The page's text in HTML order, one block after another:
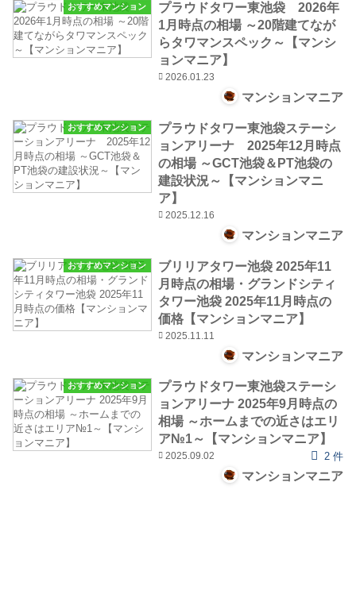
おすすめマンション
プラウドタワー東池袋 2026年
1月時点の相場 ～20階建てなが
らタワマンスペック～【マンシ
ョンマニア】
2026.01.23
マンションマニア
おすすめマンション
プラウドタワー東池袋ステーシ
ョンアリーナ 2025年12月時点
の相場 ～GCT池袋＆PT池袋の
建設状況～【マンションマニ
ア】
2025.12.16
マンションマニア
おすすめマンション
ブリリアタワー池袋 2025年11
月時点の相場・グランドシティ
タワー池袋 2025年11月時点の
価格【マンションマニア】
2025.11.11
マンションマニア
おすすめマンション
プラウドタワー東池袋ステーシ
ョンアリーナ 2025年9月時点の
相場 ～ホームまでの近さはエリ
ア№1～【マンションマニア】
2025.09.02 2 件
マンションマニア